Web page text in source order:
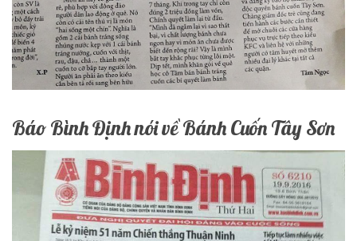
Báo Bình Định nói về Bánh Cuốn Tây Sơn